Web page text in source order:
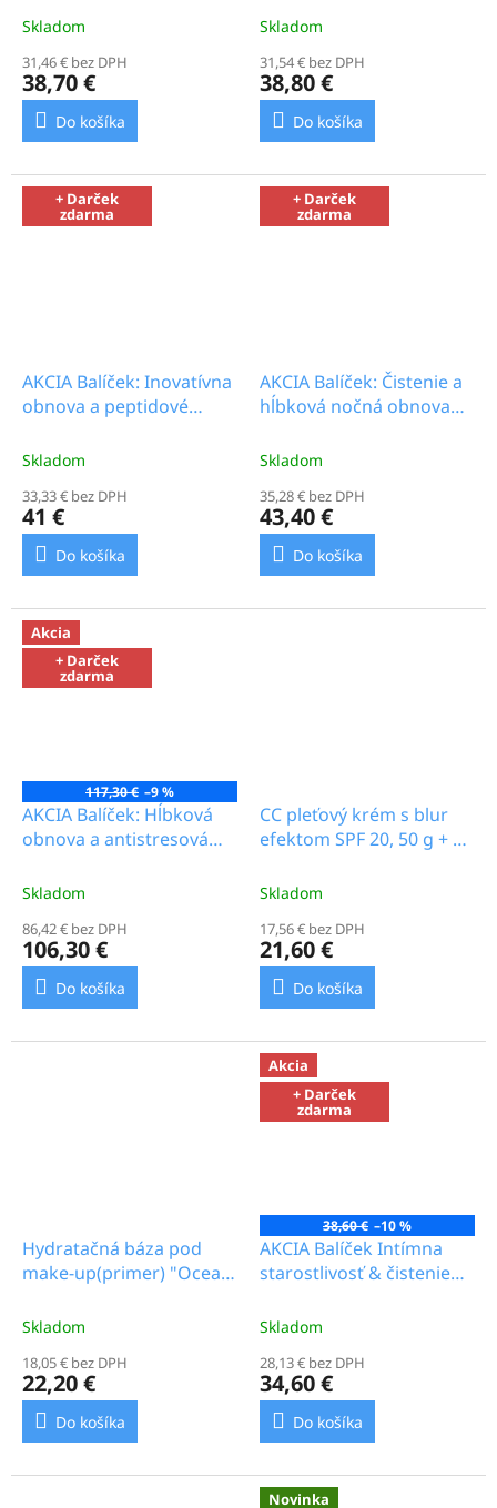
Skladom
31,46 € bez DPH
38,70 €
Do košíka
Skladom
31,54 € bez DPH
38,80 €
Do košíka
+ Darček
zdarma
AKCIA Balíček: Inovatívna
obnova a peptidové
Skladom
33,33 € bez DPH
41 €
Do košíka
+ Darček
zdarma
AKCIA Balíček: Čistenie a
hĺbková nočná obnova
Skladom
35,28 € bez DPH
43,40 €
Do košíka
Akcia
+ Darček
zdarma
117,30 € –9 %
AKCIA Balíček: Hĺbková
obnova a antistresová
ženšenom_67.5b
Skladom
86,42 € bez DPH
106,30 €
Do košíka
CC pleťový krém s blur
efektom SPF 20, 50 g + 2
na pleť pre odstránenie
Skladom
17,56 € bez DPH
21,60 €
Do košíka
Hydratačná báza pod
make-up(primer) "Ocean
prateľných tampónov na
make-upu_13.0b
Skladom
18,05 € bez DPH
22,20 €
Do košíka
Akcia
+ Darček
zdarma
38,60 € –10 %
AKCIA Balíček Intímna
starostlivosť & čistenie
každodenný komfort a
Skladom
28,13 € bez DPH
34,60 €
Do košíka
Novinka